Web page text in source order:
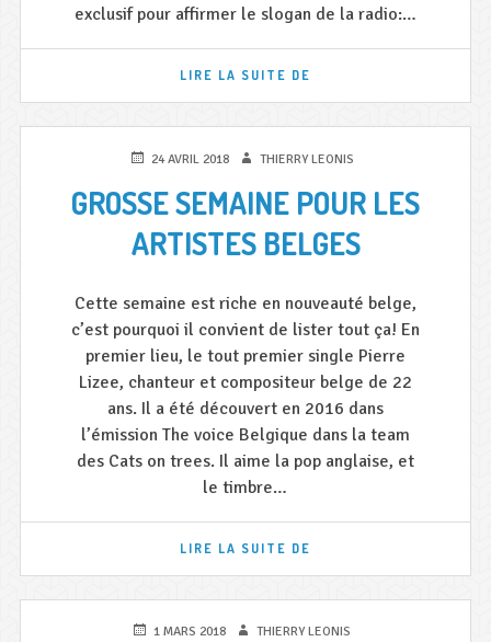
exclusif pour affirmer le slogan de la radio:…
LIRE LA SUITE DE
CE
25
MAI
!
PUBLIÉ24 AVRIL 2018 AUTEUR
THIERRY LEONIS
GROSSE SEMAINE POUR LES
ARTISTES BELGES
Cette semaine est riche en nouveauté belge,
c’est pourquoi il convient de lister tout ça! En
premier lieu, le tout premier single Pierre
Lizee, chanteur et compositeur belge de 22
ans. Il a été découvert en 2016 dans
l’émission The voice Belgique dans la team
des Cats on trees. Il aime la pop anglaise, et
le timbre…
LIRE LA SUITE DE
ARTISTES
PUBLIÉ1 MARS 2018 AUTEUR
THIERRY LEONIS